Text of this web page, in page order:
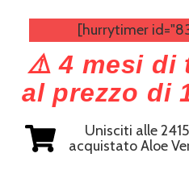
[hurrytimer
⚠️ 4 mesi di
al prezzo di
Unisciti alle
acquistato Aloe